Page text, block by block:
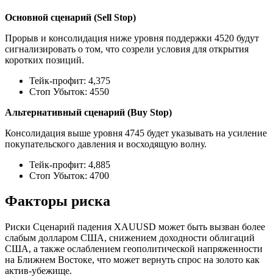
Основной сценарий (Sell Stop)
Прорыв и консолидация ниже уровня поддержки 4520 будут
сигнализировать о том, что созрели условия для открытия
коротких позиций.
Тейк-профит: 4,375
Стоп Убыток: 4550
Альтернативный сценарий (Buy Stop)
Консолидация выше уровня 4745 будет указывать на усиление
покупательского давления и восходящую волну.
Тейк-профит: 4,885
Стоп Убыток: 4700
Факторы риска
Риски Сценарий падения XAUUSD может быть вызван более
слабым долларом США, снижением доходности облигаций
США, а также ослаблением геополитической напряженности
на Ближнем Востоке, что может вернуть спрос на золото как
актив-убежище.